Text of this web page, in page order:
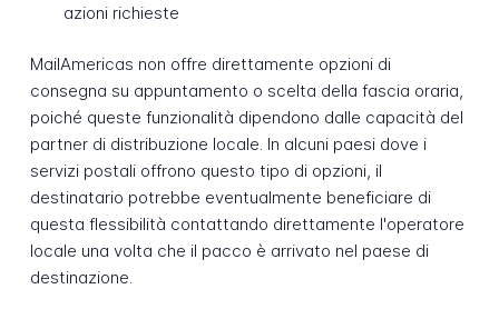
azioni richieste
MailAmericas non offre direttamente opzioni di
consegna su appuntamento o scelta della fascia oraria,
poiché queste funzionalità dipendono dalle capacità del
partner di distribuzione locale. In alcuni paesi dove i
servizi postali offrono questo tipo di opzioni, il
destinatario potrebbe eventualmente beneficiare di
questa flessibilità contattando direttamente l'operatore
locale una volta che il pacco è arrivato nel paese di
destinazione.